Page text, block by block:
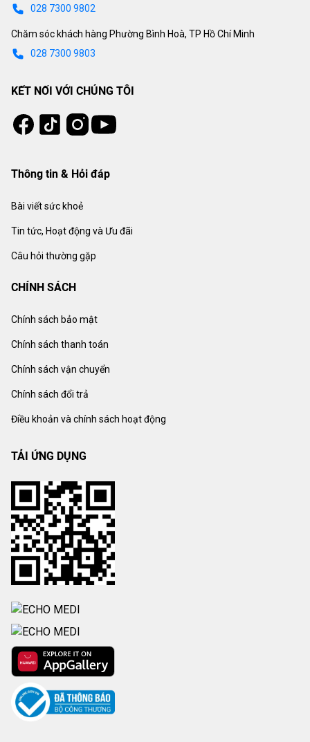
028 7300 9802
Chăm sóc khách hàng Phường Bình Hoà, TP Hồ Chí Minh
028 7300 9803
KẾT NỐI VỚI CHÚNG TÔI
Facebook
Tiktok Instagram
Youtube
Thông tin & Hỏi đáp
Bài viết sức khoẻ
Tin tức, Hoạt động và Ưu đãi
Câu hỏi thường gặp
CHÍNH SÁCH
Chính sách bảo mật
Chính sách thanh toán
Chính sách vận chuyển
Chính sách đổi trả
Điều khoản và chính sách hoạt động
TẢI ỨNG DỤNG